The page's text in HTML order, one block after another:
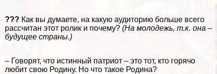
??? Как вы думаете, на какую аудиторию больше всего
рассчитан этот ролик и почему? (На молодежь, т.к. она –
будущее страны.)
– Говорят, что истинный патриот – это тот, кто горячо
любит свою Родину. Но что такое Родина?